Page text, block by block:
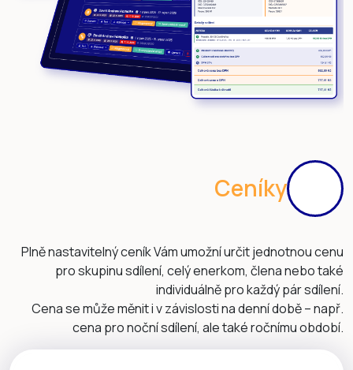
Ceníky
Plně nastavitelný ceník Vám umožní určit jednotnou cenu
pro skupinu sdílení, celý enerkom, člena nebo také
individuálně pro každý pár sdílení.
Cena se může měnit i v závislosti na denní době – např.
cena pro noční sdílení, ale také ročnímu období.